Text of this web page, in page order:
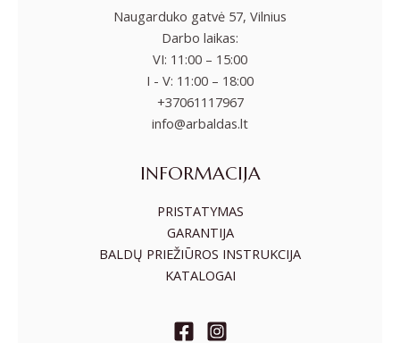
Naugarduko gatvė 57, Vilnius
Darbo laikas:
VI: 11:00 – 15:00
I - V: 11:00 – 18:00
+37061117967
info@arbaldas.lt
INFORMACIJA
PRISTATYMAS
GARANTIJA
BALDŲ PRIEŽIŪROS INSTRUKCIJA
KATALOGAI